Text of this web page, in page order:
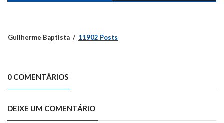
Guilherme Baptista 11902 Posts
0 COMENTÁRIOS
DEIXE UM COMENTÁRIO